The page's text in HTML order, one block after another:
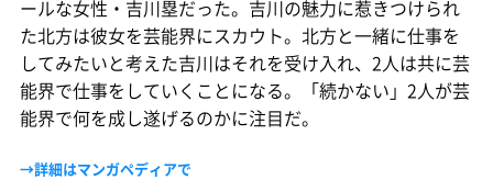
ールな女性・吉川塁だった。吉川の魅力に惹きつけられ
た北方は彼女を芸能界にスカウト。北方と一緒に仕事を
してみたいと考えた吉川はそれを受け入れ、2人は共に芸
能界で仕事をしていくことになる。「続かない」2人が芸
能界で何を成し遂げるのかに注目だ。
→詳細はマンガペディアで